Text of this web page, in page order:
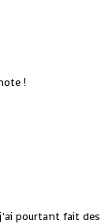
!
pourtant fait des